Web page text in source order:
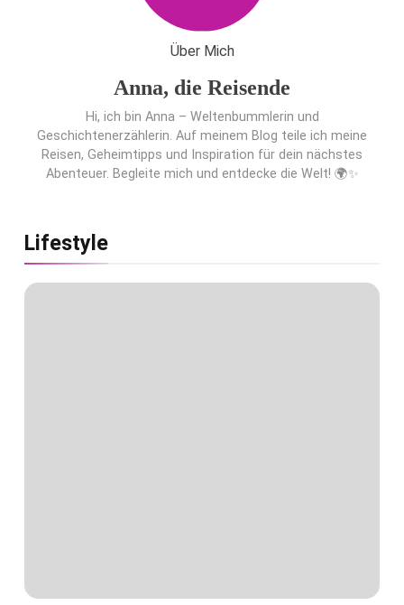
Ägypten erleben mit Builder
Travel: sicher, persönlich und gut
begleitetÜber Mich
Anna, die Reisende
Hi, ich bin Anna – Weltenbummlerin und
Geschichtenerzählerin. Auf meinem Blog teile ich meine
Reisen, Geheimtipps und Inspiration für dein nächstes
Abenteuer. Begleite mich und entdecke die Welt! 🌍✨
Lifestyle